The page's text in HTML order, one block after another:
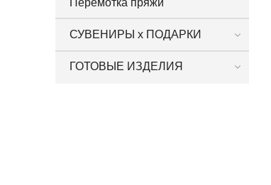
СУВЕНИРЫ х ПОДАРКИ
ГОТОВЫЕ ИЗДЕЛИЯ